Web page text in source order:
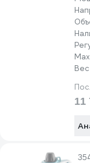
11